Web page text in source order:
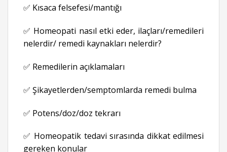
✅ Kısaca felsefesi/mantığı
✅ Homeopati nasıl etki eder, ilaçları/remedileri
nelerdir/ remedi kaynakları nelerdir?
✅ Remedilerin açıklamaları
✅ Şikayetlerden/semptomlarda remedi bulma
✅ Potens/doz/doz tekrarı
✅ Homeopatik tedavi sırasında dikkat edilmesi
gereken konular